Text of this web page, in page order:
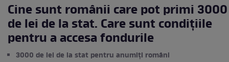
Cine sunt românii care pot primi 3000
de lei de la stat. Care sunt condițiile
pentru a accesa fondurile
3000 de lei de la stat pentru anumiți români